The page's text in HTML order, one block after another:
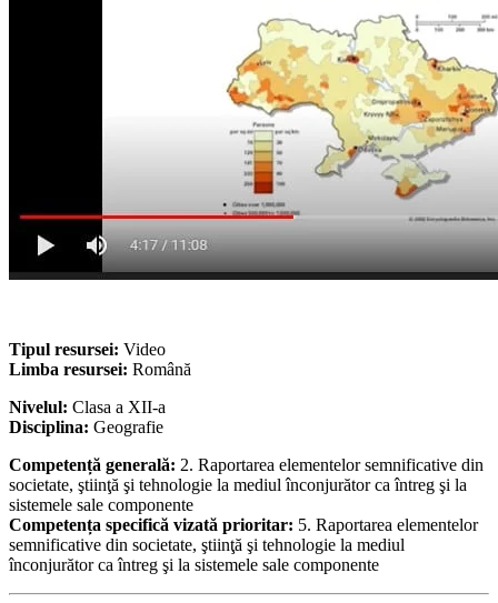
Tipul resursei: Video
Limba resursei: Română
Nivelul: Clasa a XII-a
Disciplina: Geografie
Competență generală: 2. Raportarea elementelor semnificative din
societate, ştiinţă şi tehnologie la mediul înconjurător ca întreg şi la
sistemele sale componente
Competența specifică vizată prioritar: 5. Raportarea elementelor
semnificative din societate, ştiinţă şi tehnologie la mediul
înconjurător ca întreg şi la sistemele sale componente